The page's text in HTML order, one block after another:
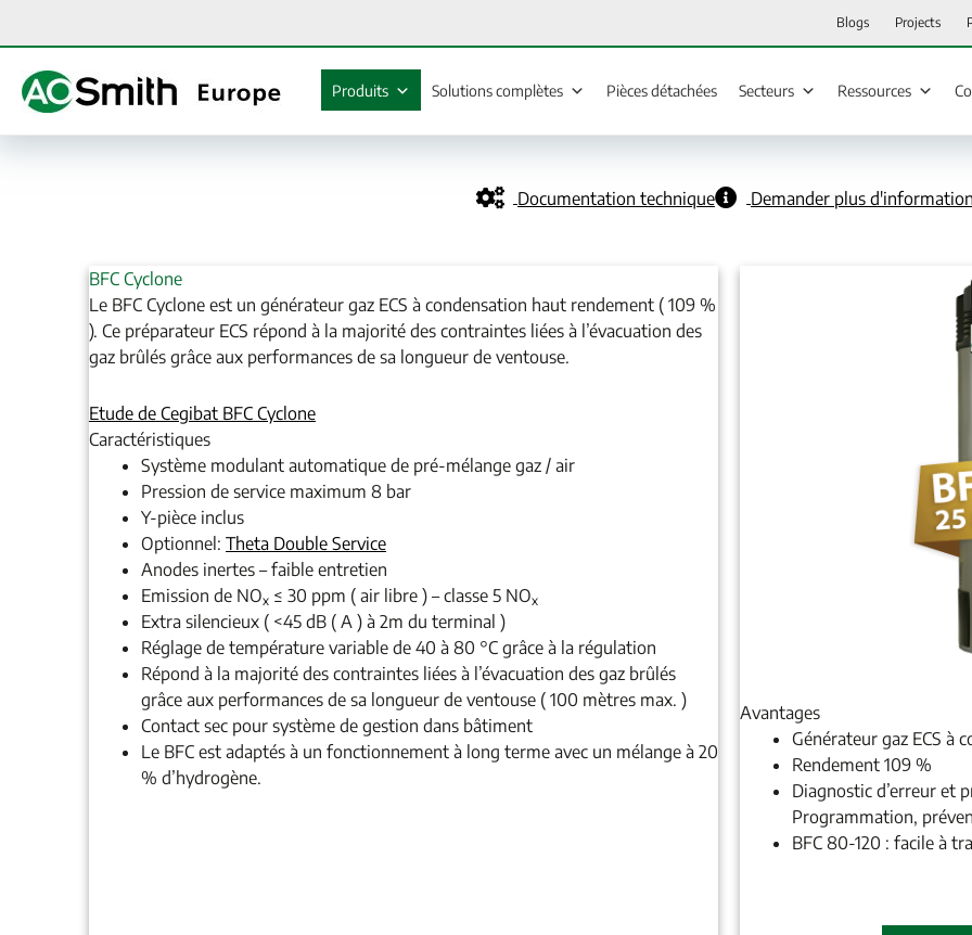
Blogs Projects
Produits Solutions complètes Pièces détachées Secteurs Ressources
Documentation technique Demander plus
BFC Cyclone
Le BFC Cyclone est un générateur gaz ECS à condensation haut rendement ( 109 %
). Ce préparateur ECS répond à la majorité des contraintes liées à l’évacuation des
gaz brûlés grâce aux performances de sa longueur de ventouse.
Etude de Cegibat BFC Cyclone
Caractéristiques
Système modulant automatique de pré-mélange gaz / air
Pression de service maximum 8 bar
Y-pièce inclus
Optionnel: Theta Double Service
Anodes inertes – faible entretien
Emission de NOx ≤ 30 ppm ( air libre ) – classe 5 NOx
Extra silencieux ( <45 dB ( A ) à 2m du terminal )
Réglage de température variable de 40 à 80 °C grâce à la régulation
Répond à la majorité des contraintes liées à l’évacuation des gaz brûlés
grâce aux performances de sa longueur de ventouse ( 100 mètres max. )
Contact sec pour système de gestion dans bâtiment
Le BFC est adaptés à un fonctionnement à long terme avec un mélange à 20
% d’hydrogène.
Avantages
Générateur gaz ECS à
Rendement 109 %
Diagnostic d’erreur et
Programmation,
BFC 80-120 : facile à